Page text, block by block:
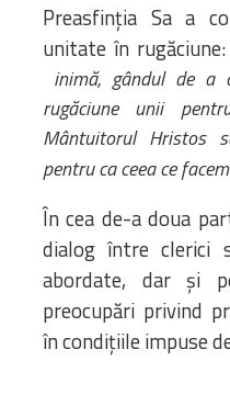
Preasfinția Sa a
unitate în rugăciune:
inimă, gândul de
rugăciune unii
Mântuitorul Hristos
pentru ca ceea ce
În cea de-a doua
dialog între clerici
abordate, dar și
preocupări privind
în condițiile impuse